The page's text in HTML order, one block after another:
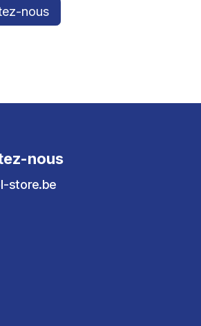
nous
nous
store.be